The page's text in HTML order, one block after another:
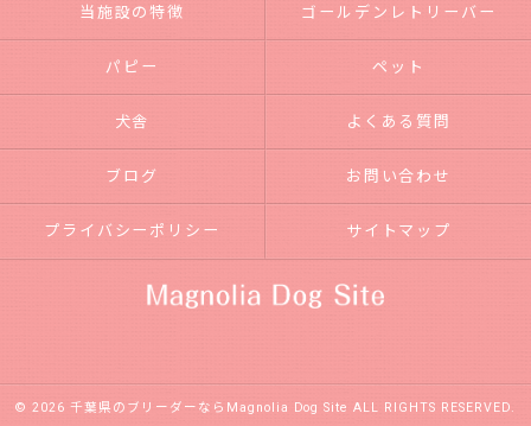
当施設の特徴 ゴールデンレトリーバー
パピー ペット
犬舎 よくある質問
ブログ お問い合わせ
プライバシーポリシー サイトマップ
© 2026 千葉県のブリーダーならMagnolia Dog Site ALL RIGHTS RESERVED.